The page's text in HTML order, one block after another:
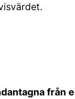
från